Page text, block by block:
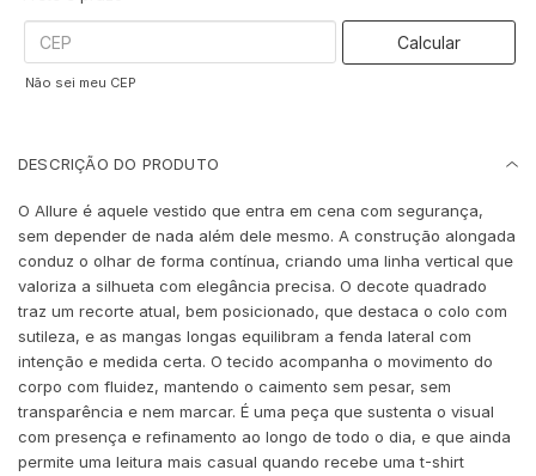
Calcular
Não sei meu CEP
DESCRIÇÃO DO PRODUTO
O Allure é aquele vestido que entra em cena com segurança,
sem depender de nada além dele mesmo. A construção alongada
conduz o olhar de forma contínua, criando uma linha vertical que
valoriza a silhueta com elegância precisa. O decote quadrado
traz um recorte atual, bem posicionado, que destaca o colo com
sutileza, e as mangas longas equilibram a fenda lateral com
intenção e medida certa. O tecido acompanha o movimento do
corpo com fluidez, mantendo o caimento sem pesar, sem
transparência e nem marcar. É uma peça que sustenta o visual
com presença e refinamento ao longo de todo o dia, e que ainda
permite uma leitura mais casual quando recebe uma t-shirt